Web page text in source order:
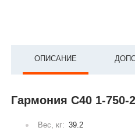
ОПИСАНИЕ
Гармония С40 1-750-
Вес, кг: 39.2